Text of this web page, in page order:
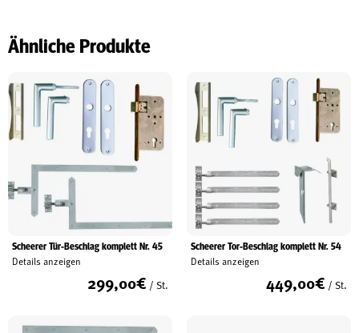
Ähnliche Produkte
Scheerer Tür-Beschlag komplett Nr. 45
Details anzeigen
299,00€ / St.
Scheerer Tor-Beschlag komplett Nr. 54
Details anzeigen
449,00€ / St.